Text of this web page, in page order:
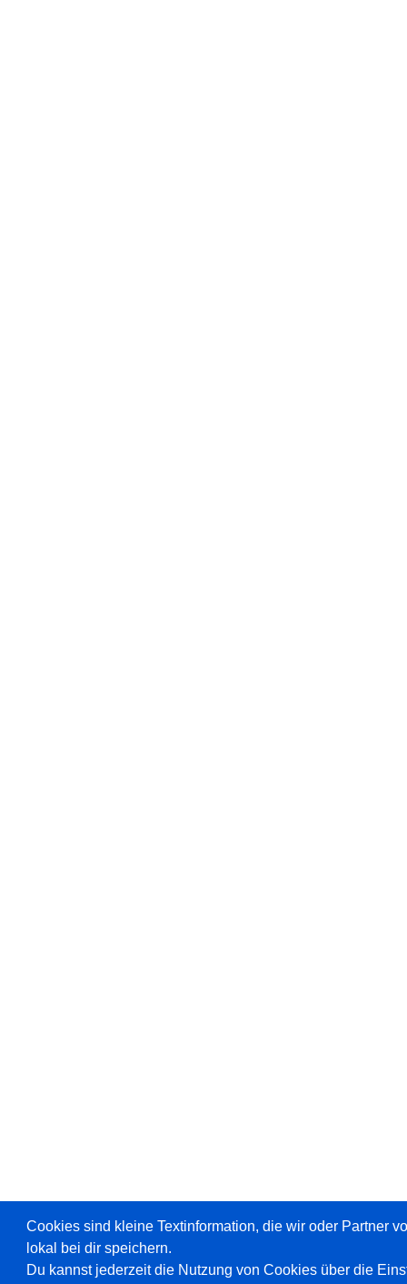
Cookies sind kleine Textinformation, die wir oder Partner
lokal bei dir speichern.
Du kannst jederzeit die Nutzung von Cookies über die